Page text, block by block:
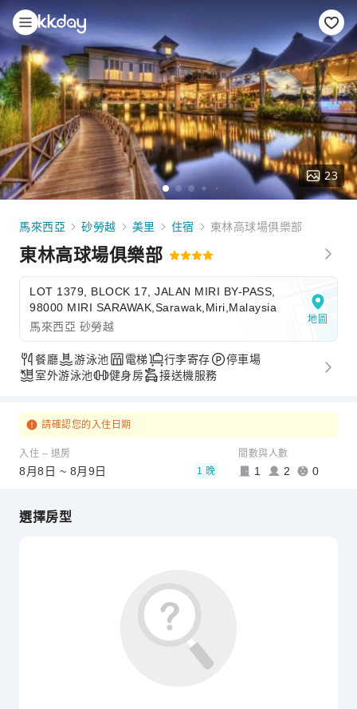
23
馬來西亞 砂勞越 美里 住宿 東林高球場俱樂部
東林高球場俱樂部
LOT 1379, BLOCK 17, JALAN MIRI BY-PASS,
98000 MIRI SARAWAK,Sarawak,Miri,Malaysia
馬來西亞 砂勞越
地圖
餐廳 游泳池 電梯 行李寄存
停車場
室外游泳池
健身房 接送機服務
請確認您的入住日期
入住 – 退房
8月8日 ~ 8月9日 1 晚
間數與人數
1 2 0
選擇房型